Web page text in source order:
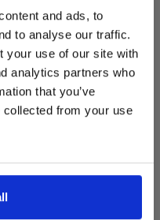
and ads, to
to analyse our traffic.
your use of our site with
analytics partners who
that you’ve
collected from your use
TOEVOEGEN
uitgebreide selectie
Nederlandse en Europese
vanHarvink,
enArtisanzijn nu extra
aanbiedingen zolang
krijgt u een vriendelijke
te stellen, met de